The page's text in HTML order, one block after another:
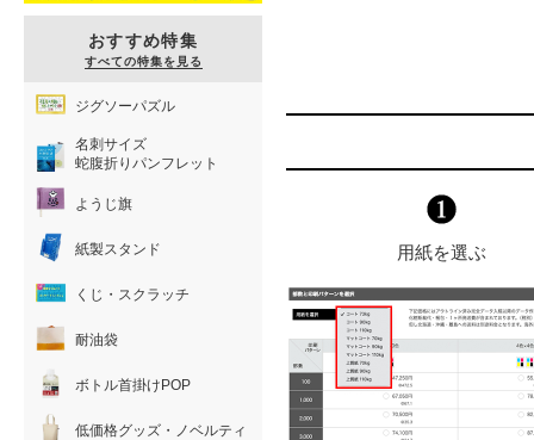
用紙を選ぶ
おすすめ特集
すべての特集を見る
ジグソーパズル
名刺サイズ
蛇腹折りパンフレット
ようじ旗
紙製スタンド
くじ・スクラッチ
耐油袋
ボトル首掛けPOP
低価格グッズ・ノベルティ